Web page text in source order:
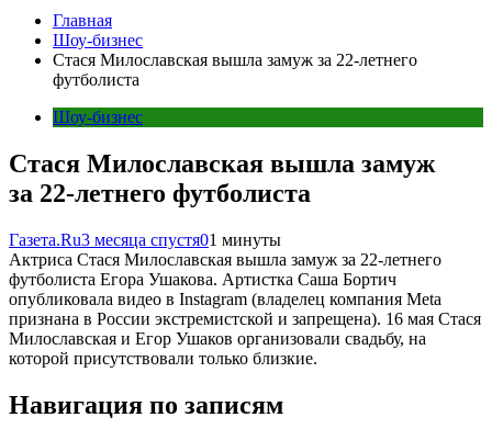
Главная
Шоу-бизнес
Стася Милославская вышла замуж за 22-летнего
футболиста
Шоу-бизнес
Стася Милославская вышла замуж
за 22-летнего футболиста
Газета.Ru3 месяца спустя01 минуты
Актриса Стася Милославская вышла замуж за 22-летнего
футболиста Егора Ушакова. Артистка Саша Бортич
опубликовала видео в Instagram (владелец компания Meta
признана в России экстремистской и запрещена). 16 мая Стася
Милославская и Егор Ушаков организовали свадьбу, на
которой присутствовали только близкие.
Навигация по записям